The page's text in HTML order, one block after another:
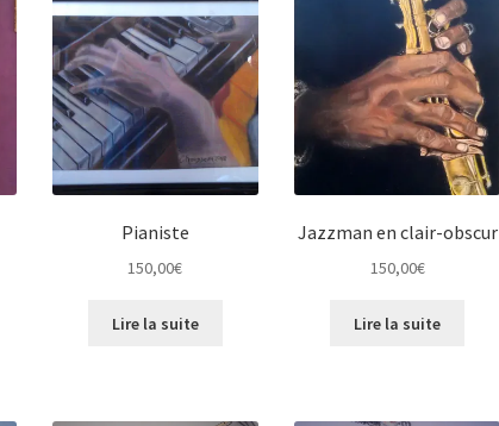
Pianiste
150,00€
Lire la suite
Jazzman en clair-obscur
150,00€
Lire la suite